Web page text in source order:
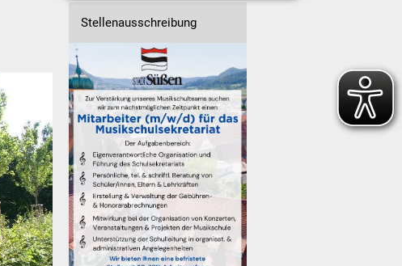
Stellenausschreibung